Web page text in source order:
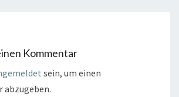
Kommentar
sein, um einen
abzugeben.